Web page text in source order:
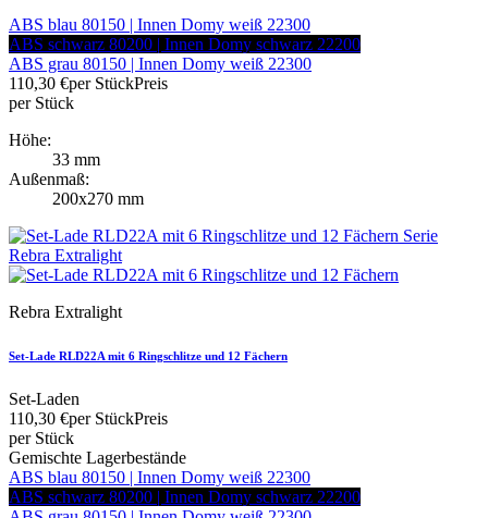
ABS blau 80150 | Innen Domy weiß 22300
ABS schwarz 80200 | Innen Domy schwarz 22200
ABS grau 80150 | Innen Domy weiß 22300
110,30 €per StückPreis
per Stück
Höhe:
33 mm
Außenmaß:
200x270 mm
Rebra Extralight
Set-Lade RLD22A mit 6 Ringschlitze und 12 Fächern
Set-Laden
110,30 €per StückPreis
per Stück
Gemischte Lagerbestände
ABS blau 80150 | Innen Domy weiß 22300
ABS schwarz 80200 | Innen Domy schwarz 22200